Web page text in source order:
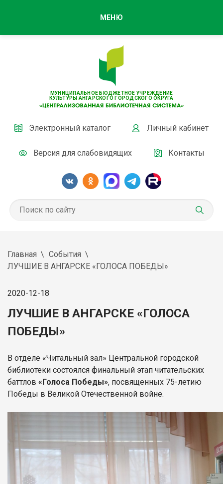
МУНИЦИПАЛЬНОЕ БЮДЖЕТНОЕ УЧРЕЖДЕНИЕ
КУЛЬТУРЫ АНГАРСКОГО ГОРОДСКОГО ОКРУГА
Электронный каталог Личный кабинет
Версия для слабовидящих Контакты
МЕНЮ
Главная
События
ЛУЧШИЕ В АНГАРСКЕ «ГОЛОСА ПОБЕДЫ»
2020-12-18
ЛУЧШИЕ В АНГАРСКЕ «ГОЛОСА
ПОБЕДЫ»
В отделе «Читальный зал» Центральной городской
библиотеки состоялся финальный этап читательских
баттлов «Голоса Победы», посвященных 75-летию
Победы в Великой Отечественной войне.